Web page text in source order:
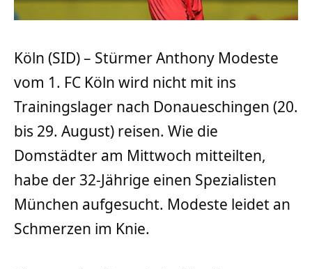
Köln (SID) – Stürmer Anthony Modeste
vom 1. FC Köln wird nicht mit ins
Trainingslager nach Donaueschingen (20.
bis 29. August) reisen. Wie die
Domstädter am Mittwoch mitteilten,
habe der 32-Jährige einen Spezialisten
München aufgesucht. Modeste leidet an
Schmerzen im Knie.